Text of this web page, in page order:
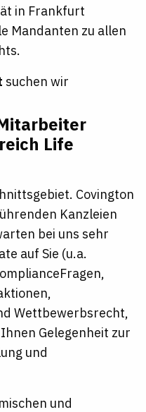
in Frankfurt
Mandanten zu allen
suchen wir
Life
Covington
Kanzleien
bei uns sehr
auf Sie (u.a.
Wettbewerbsrecht,
Gelegenheit zur
und
und